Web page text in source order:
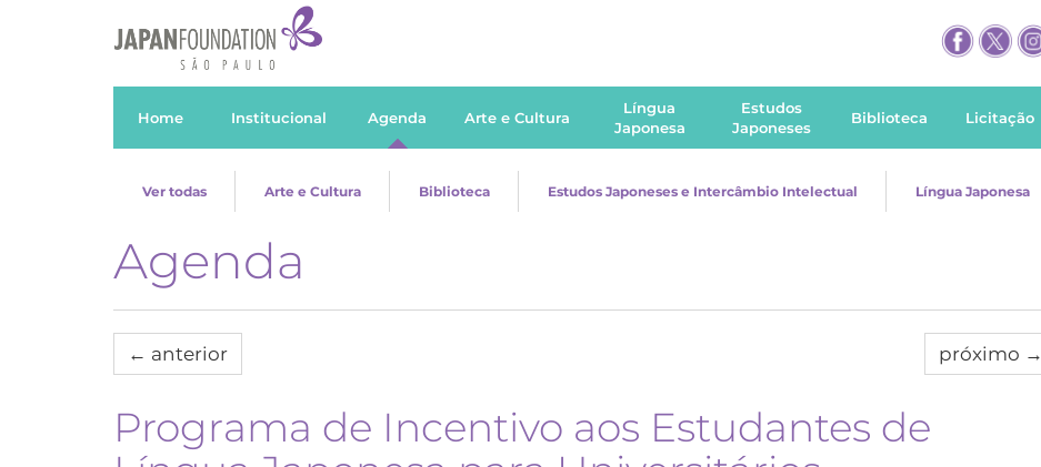
Home Institucional Agenda Arte e Cultura
Língua
Japonesa
Estudos
Japoneses
Biblioteca Licitação
Ver todas Arte e Cultura Biblioteca Estudos Japoneses e Intercâmbio Intelectual Língua Japonesa
Agenda
← anterior próximo →
Programa de Incentivo aos Estudantes de